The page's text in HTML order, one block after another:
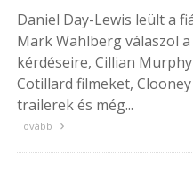
Daniel Day-Lewis leült a
Mark Wahlberg válaszol
kérdéseire, Cillian
Cotillard filmeket, Clooney
trailerek és még...
Tovább